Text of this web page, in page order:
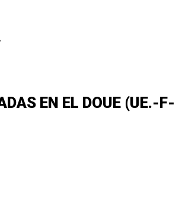
EN EL DOUE (UE.-